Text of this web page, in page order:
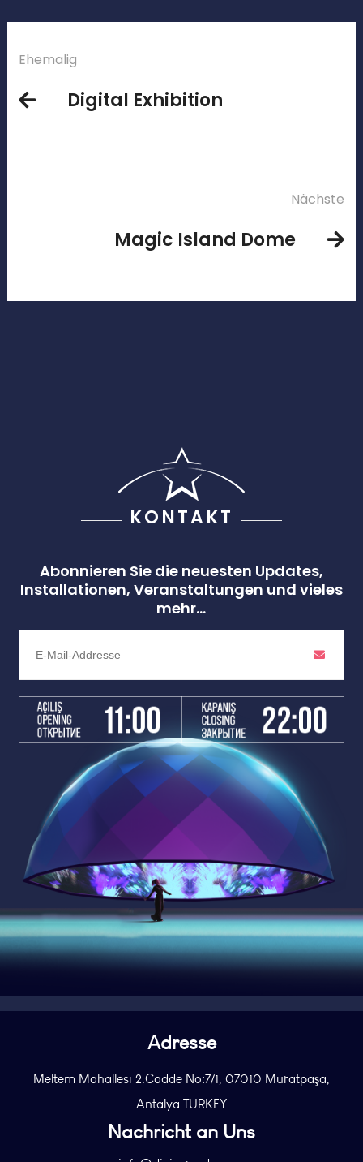
Ehemalig
Digital Exhibition
Nächste
Magic Island Dome
KONTAKT
Abonnieren Sie die neuesten Updates,
Installationen, Veranstaltungen und vieles
mehr...
Adresse
Meltem Mahallesi 2.Cadde No:7/1, 07010 Muratpaşa,
Antalya TURKEY
Nachricht an Uns